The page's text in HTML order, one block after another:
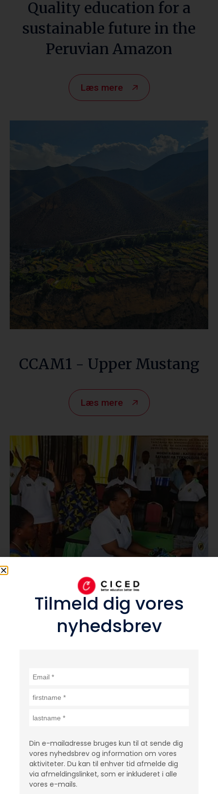
Quality education for a
sustainable future in the
Peruvian Amazon
Læs mere
Nepal
CCAM1 - Upper Mustang
Læs mere
Tanzania
Decent work options for
young deaf persons
Læs mere
Tilmeld dig vores
nyhedsbrev
Din e-mailadresse bruges kun til at sende dig
vores nyhedsbrev og information om vores
aktiviteter. Du kan til enhver tid afmelde dig
via afmeldingslinket, som er inkluderet i alle
vores e-mails.